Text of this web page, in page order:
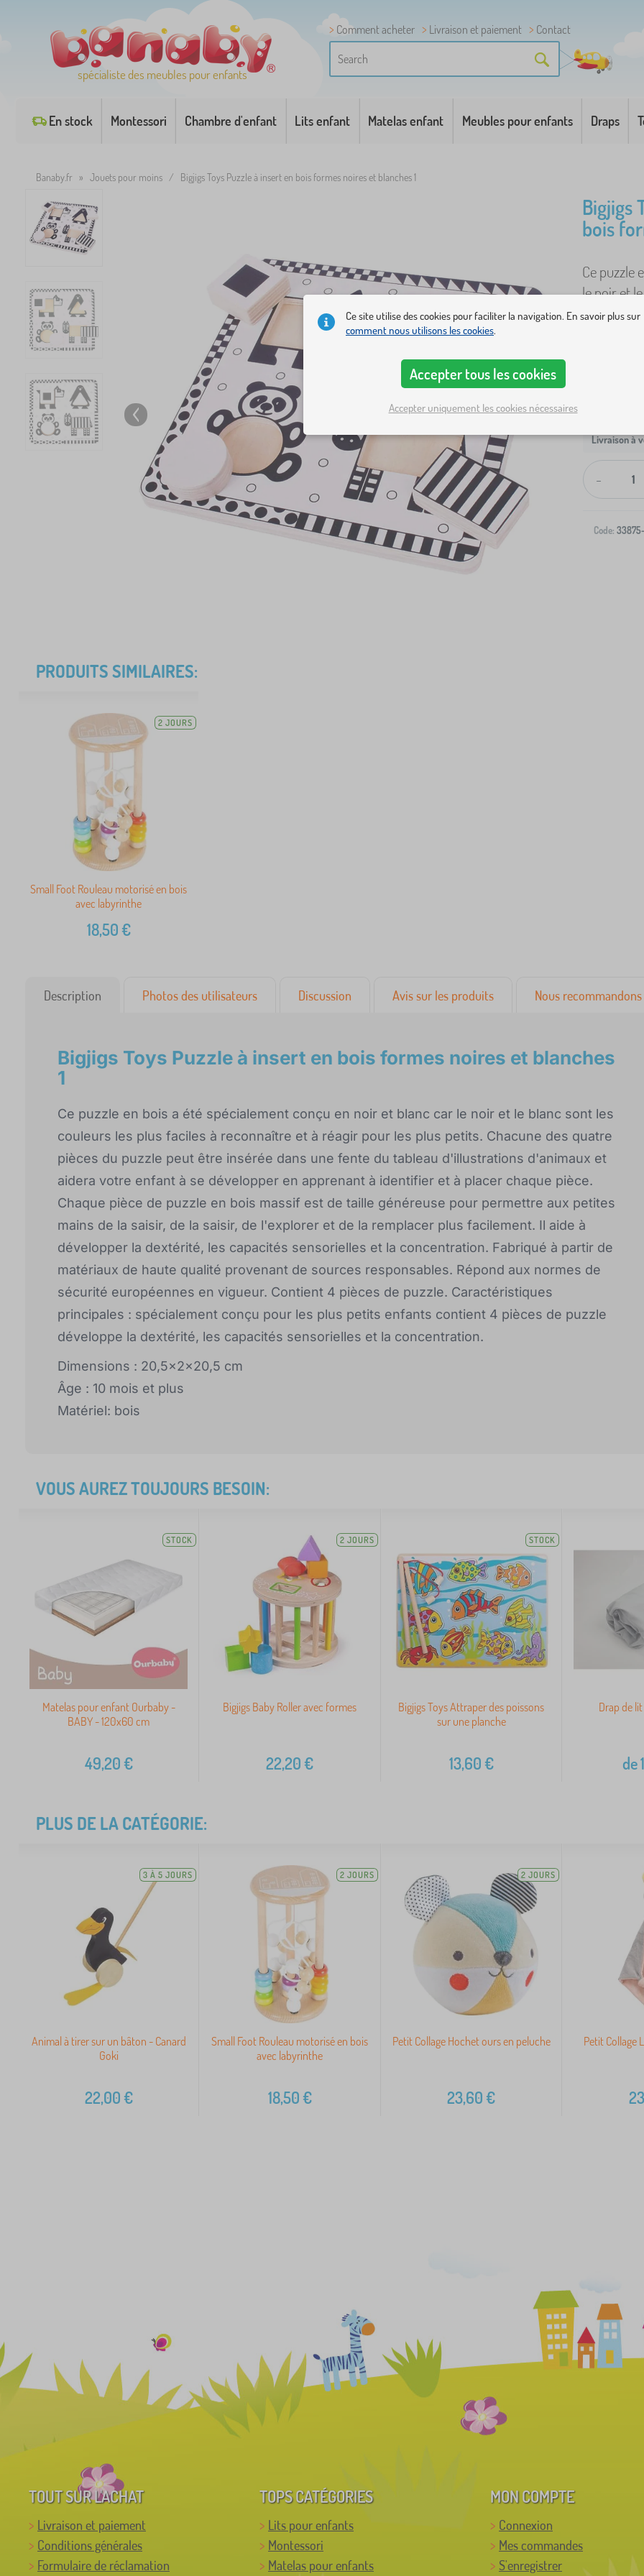
spécialiste des meubles pour enfants
Comment acheter Livraison et paiement
Contact
En stock Montessori Chambre d'enfant Lits enfant Matelas enfant Meubles pour enfants Draps
Banaby.fr » Jouets pour moins / Bigjigs Toys Puzzle à insert en bois formes noires et blanches 1
Bigjigs
bois
Ce puzzle
le noir et
et à réagir
Livraison à
-
Code:
PRODUITS SIMILAIRES:
2 JOURS
Small Foot Rouleau motorisé en bois
avec labyrinthe
18,50€
Description Photos des utilisateurs Discussion Avis sur les produits Nous
Bigjigs Toys Puzzle à insert en bois formes noires et blanches
1
Ce puzzle en bois a été spécialement conçu en noir et blanc car le noir et le blanc sont les
couleurs les plus faciles à reconnaître et à réagir pour les plus petits. Chacune des quatre
pièces du puzzle peut être insérée dans une fente du tableau d'illustrations d'animaux et
aidera votre enfant à se développer en apprenant à identifier et à placer chaque pièce.
Chaque pièce de puzzle en bois massif est de taille généreuse pour permettre aux petites
mains de la saisir, de la saisir, de l'explorer et de la remplacer plus facilement. Il aide à
développer la dextérité, les capacités sensorielles et la concentration. Fabriqué à partir de
matériaux de haute qualité provenant de sources responsables. Répond aux normes de
sécurité européennes en vigueur. Contient 4 pièces de puzzle. Caractéristiques
principales : spécialement conçu pour les plus petits enfants contient 4 pièces de puzzle
développe la dextérité, les capacités sensorielles et la concentration.
Dimensions : 20,5x2x20,5 cm
Âge : 10 mois et plus
Matériel: bois
VOUS AUREZ TOUJOURS BESOIN:
STOCK
Matelas pour enfant Ourbaby -
BABY - 120x60 cm
49,20€
2 JOURS
Bigjigs Baby Roller avec formes
22,20€
STOCK
Bigjigs Toys Attraper des poissons
sur une planche
13,60€
Drap de
de
PLUS DE LA CATÉGORIE:
3 À 5 JOURS
Animal à tirer sur un bâton - Canard
Goki
22,00€
2 JOURS
Small Foot Rouleau motorisé en bois
avec labyrinthe
18,50€
2 JOURS
Petit Collage Hochet ours en peluche
23,60€
Petit Collage
TOUT SUR L'ACHAT
Livraison et paiement
Conditions générales
Formulaire de réclamation
TOPS CATÉGORIES
Lits pour enfants
Montessori
Matelas pour enfants
MON COMPTE
Connexion
Mes commandes
S'enregistrer
Ce site utilise des cookies pour faciliter la navigation. En savoir plus sur
comment nous utilisons les cookies.
Accepter tous les cookies
Accepter uniquement les cookies nécessaires